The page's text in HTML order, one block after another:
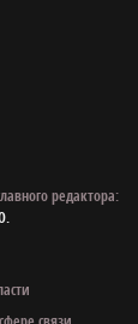
редактора: